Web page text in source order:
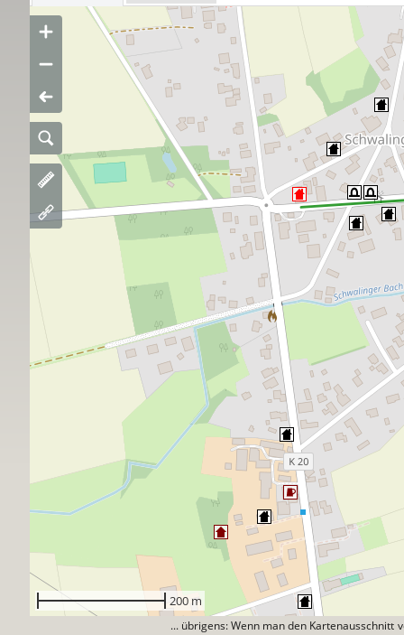
... übrigens: Wenn man den